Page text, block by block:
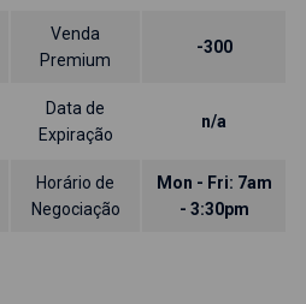
Venda
Premium
-300
Data de
Expiração
n/a
Horário de
Negociação
Mon - Fri: 7am
- 3:30pm